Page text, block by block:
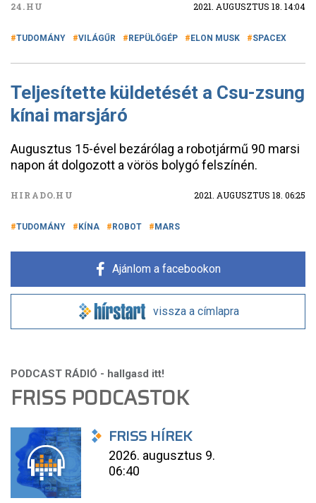
24.HU 2021. AUGUSZTUS 18. 14:04
TUDOMÁNY VILÁGŰR REPÜLŐGÉP ELON MUSK SPACEX
Teljesítette küldetését a Csu-zsung
kínai marsjáró
Augusztus 15-ével bezárólag a robotjármű 90 marsi
napon át dolgozott a vörös bolygó felszínén.
HIRADO.HU 2021. AUGUSZTUS 18. 06:25
TUDOMÁNY KÍNA ROBOT MARS
Ajánlom a facebookon
vissza a címlapra
FRISS PODCASTOK
FRISS HÍREK
2026. augusztus 9.
06:40